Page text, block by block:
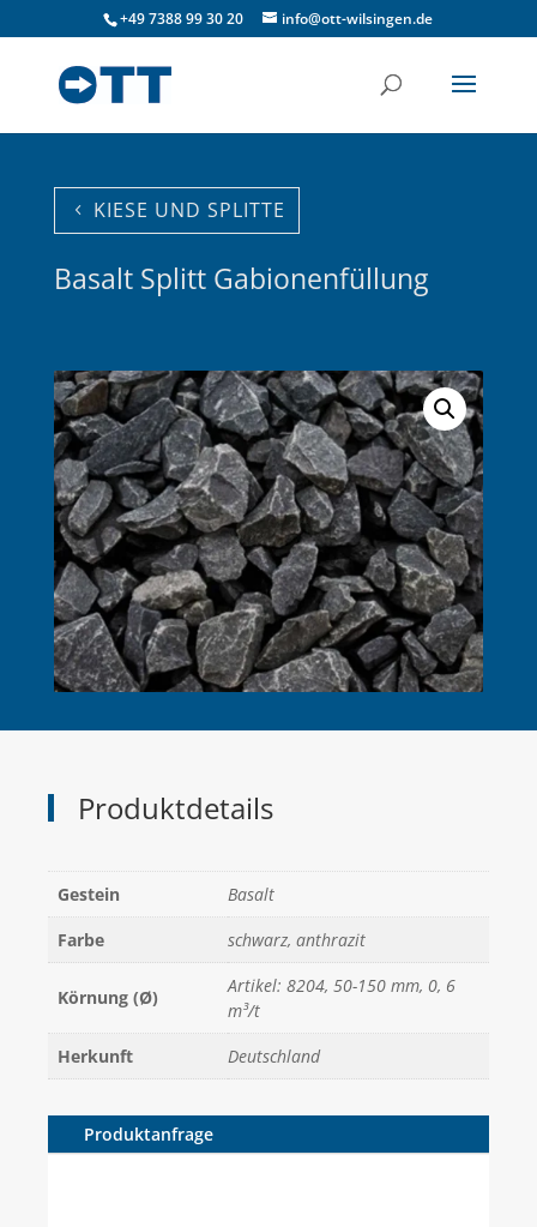
+49 7388 99 30 20 info@ott-wilsingen.de
KIESE UND SPLITTE
Basalt Splitt Gabionenfüllung
Produktdetails
Gestein
Basalt
Farbe
schwarz, anthrazit
Körnung (Ø)
Artikel: 8204, 50-150 mm, 0, 6
m³/t
Herkunft
Deutschland
Produktanfrage